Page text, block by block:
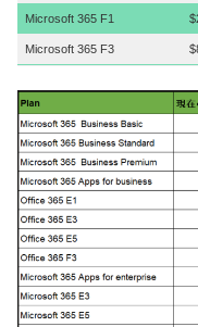
Microsoft 365 F1
Microsoft 365 F3